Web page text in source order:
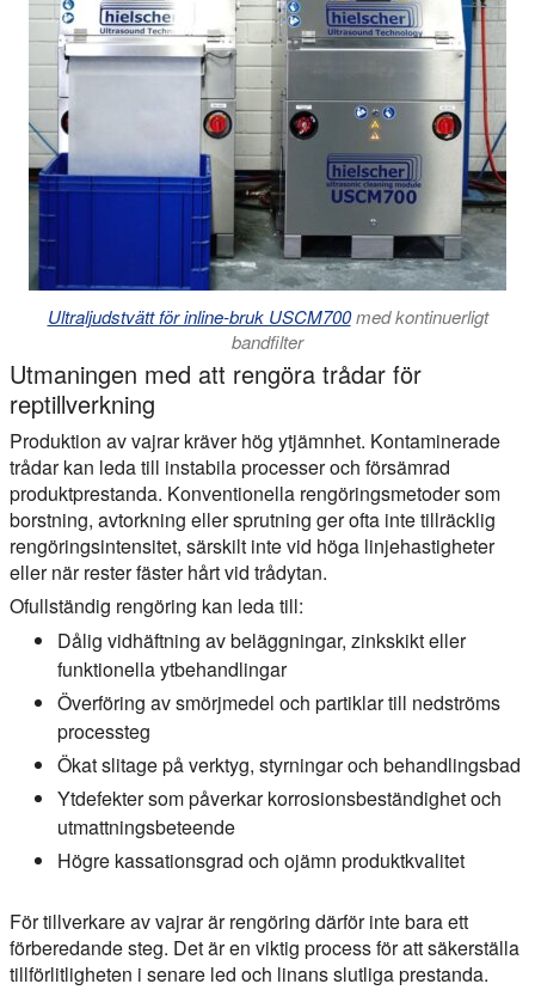
Ultraljudstvätt för inline-bruk USCM700med kontinuerligt
bandfilter
Utmaningen med att rengöra trådar för
reptillverkning
Produktion av vajrar kräver hög ytjämnhet. Kontaminerade
trådar kan leda till instabila processer och försämrad
produktprestanda. Konventionella rengöringsmetoder som
borstning, avtorkning eller sprutning ger ofta inte tillräcklig
rengöringsintensitet, särskilt inte vid höga linjehastigheter
eller när rester fäster hårt vid trådytan.
Ofullständig rengöring kan leda till:
Dålig vidhäftning av beläggningar, zinkskikt eller
funktionella ytbehandlingar
Överföring av smörjmedel och partiklar till nedströms
processteg
Ökat slitage på verktyg, styrningar och behandlingsbad
Ytdefekter som påverkar korrosionsbeständighet och
utmattningsbeteende
Högre kassationsgrad och ojämn produktkvalitet
För tillverkare av vajrar är rengöring därför inte bara ett
förberedande steg. Det är en viktig process för att säkerställa
tillförlitligheten i senare led och linans slutliga prestanda.